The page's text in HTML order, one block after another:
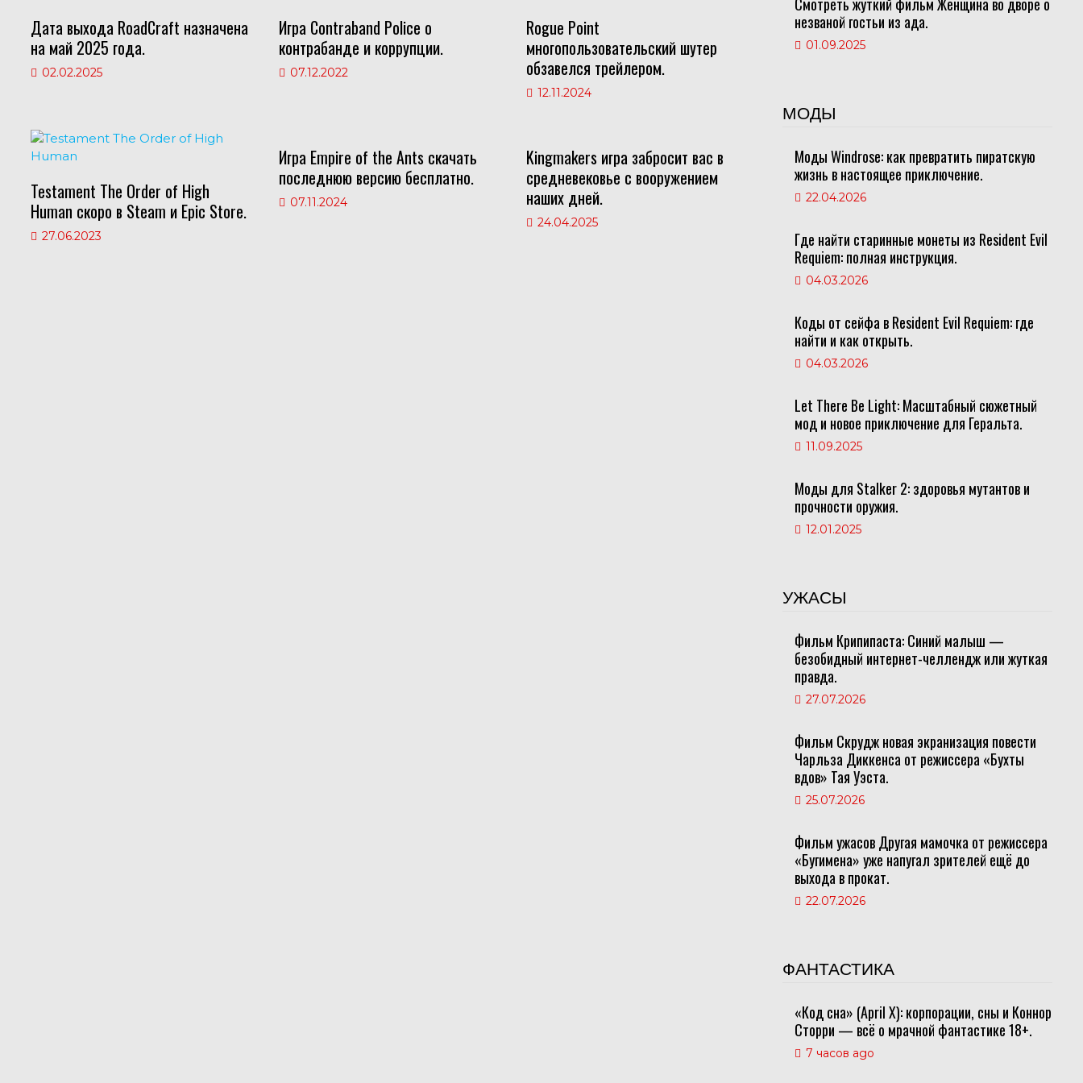
s
ni
ki
p
Дата выхода RoadCraft назначена
на май 2025 года.
02.02.2025
Игра Contraband Police о
контрабанде и коррупции.
07.12.2022
Rogue Point
многопользовательский шутер
обзавелся трейлером.
12.11.2024
Testament The Order of High
Human скоро в Steam и Epic Store.
27.06.2023
Игра Empire of the Ants скачать
последнюю версию бесплатно.
07.11.2024
Kingmakers игра забросит вас в
средневековье с вооружением
наших дней.
24.04.2025
незваной гостьи из ада.
01.09.2025
МОДЫ
Моды Windrose: как превратить пиратскую
жизнь в настоящее приключение.
22.04.2026
Где найти старинные монеты из Resident Evil
Requiem: полная инструкция.
04.03.2026
Коды от сейфа в Resident Evil Requiem: где
найти и как открыть.
04.03.2026
Let There Be Light: Масштабный сюжетный
мод и новое приключение для Геральта.
11.09.2025
Моды для Stalker 2: здоровья мутантов и
прочности оружия.
12.01.2025
УЖАСЫ
Фильм Крипипаста: Синий малыш —
безобидный интернет-челлендж или жуткая
правда.
27.07.2026
Фильм Скрудж новая экранизация повести
Чарльза Диккенса от режиссера «Бухты
вдов» Тая Уэста.
25.07.2026
Фильм ужасов Другая мамочка от режиссера
«Бугимена» уже напугал зрителей ещё до
выхода в прокат.
22.07.2026
ФАНТАСТИКА
«Код сна» (April X): корпорации, сны и Коннор
Сторри — всё о мрачной фантастике 18+.
7 часов ago